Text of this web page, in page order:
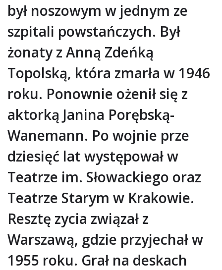
był noszowym w jednym ze
szpitali powstańczych. Był
żonaty z Anną Zdeńką
Topolską, która zmarła w 1946
roku. Ponownie ożenił się z
aktorką Janina Porębską-
Wanemann. Po wojnie prze
dziesięć lat występował w
Teatrze im. Słowackiego oraz
Teatrze Starym w Krakowie.
Resztę zycia związał z
Warszawą, gdzie przyjechał w
1955 roku. Grał na deskach